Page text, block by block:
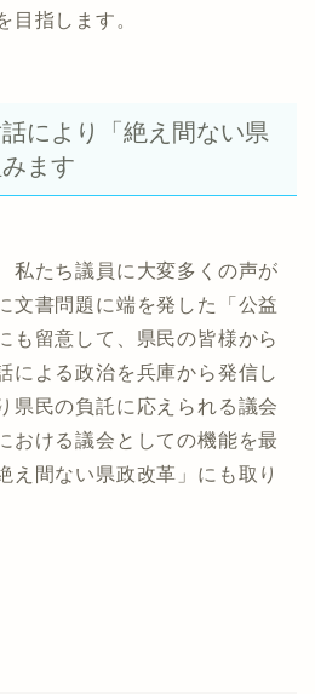
目指します。
により「絶え間ない県
ます
私たち議員に大変多くの声が
文書問題に端を発した「公益
も留意して、県民の皆様から
による政治を兵庫から発信し
県民の負託に応えられる議会
おける議会としての機能を最
え間ない県政改革」にも取り